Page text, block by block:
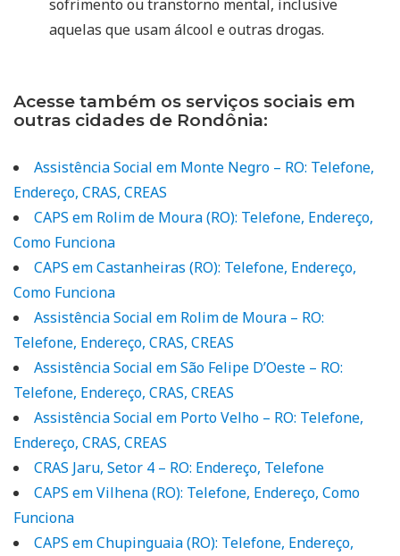
sofrimento ou transtorno mental, inclusive
aquelas que usam álcool e outras drogas.
Acesse também os serviços sociais em
outras cidades de Rondônia:
Assistência Social em Monte Negro – RO: Telefone,
Endereço, CRAS, CREAS
CAPS em Rolim de Moura (RO): Telefone, Endereço,
Como Funciona
CAPS em Castanheiras (RO): Telefone, Endereço,
Como Funciona
Assistência Social em Rolim de Moura – RO:
Telefone, Endereço, CRAS, CREAS
Assistência Social em São Felipe D’Oeste – RO:
Telefone, Endereço, CRAS, CREAS
Assistência Social em Porto Velho – RO: Telefone,
Endereço, CRAS, CREAS
CRAS Jaru, Setor 4 – RO: Endereço, Telefone
CAPS em Vilhena (RO): Telefone, Endereço, Como
Funciona
CAPS em Chupinguaia (RO): Telefone, Endereço,